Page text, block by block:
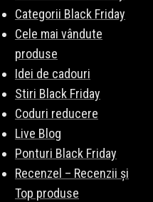
Categorii Black Friday
Cele mai vândute
produse
Idei de cadouri
Stiri Black Friday
Coduri reducere
Live Blog
Ponturi Black Friday
Recenzel – Recenzii și
Top produse